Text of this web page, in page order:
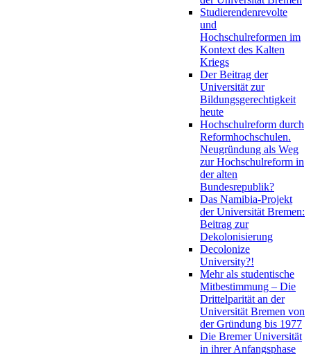
Studierendenrevolte
und
Hochschulreformen im
Kontext des Kalten
Kriegs
Der Beitrag der
Universität zur
Bildungsgerechtigkeit
heute
Hochschulreform durch
Reformhochschulen.
Neugründung als Weg
zur Hochschulreform in
der alten
Bundesrepublik?
Das Namibia-Projekt
der Universität Bremen:
Beitrag zur
Dekolonisierung
Decolonize
University?!
Mehr als studentische
Mitbestimmung – Die
Drittelparität an der
Universität Bremen von
der Gründung bis 1977
Die Bremer Universität
in ihrer Anfangsphase